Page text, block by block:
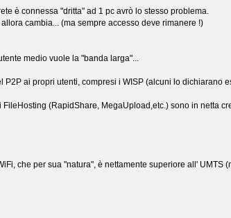
è connessa "dritta" ad 1 pc avrò lo stesso problema.
cambia... (ma sempre accesso deve rimanere !)
medio vuole la "banda larga"...
ai propri utenti, compresi i WISP (alcuni lo dichiarano
(RapidShare, MegaUpload,etc.) sono in netta
che per sua "natura", è nettamente superiore all' UMTS